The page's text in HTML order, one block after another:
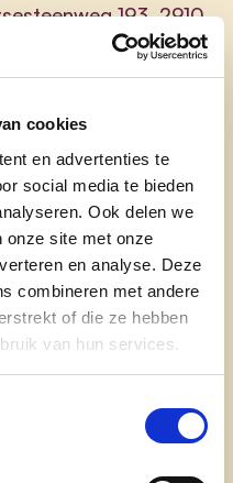
cookies
en advertenties te
social media te bieden
Ook delen we
onze site met onze
en analyse. Deze
combineren met andere
of die ze hebben
van hun services.
193, 2910
met Anja
(22) en Emilia (19)
Lezen, wandelen,
en vrienden
ik actief: Allerlei,
van onderwijs
gemeente
…).
0478/52.20.76